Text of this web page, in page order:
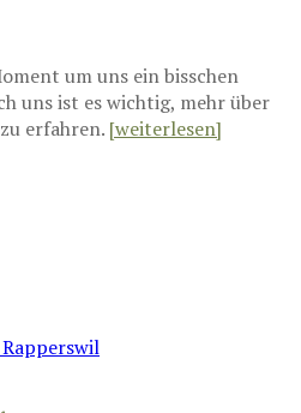
um uns ein bisschen
uns ist es wichtig, mehr über
erfahren. [weiterlesen]